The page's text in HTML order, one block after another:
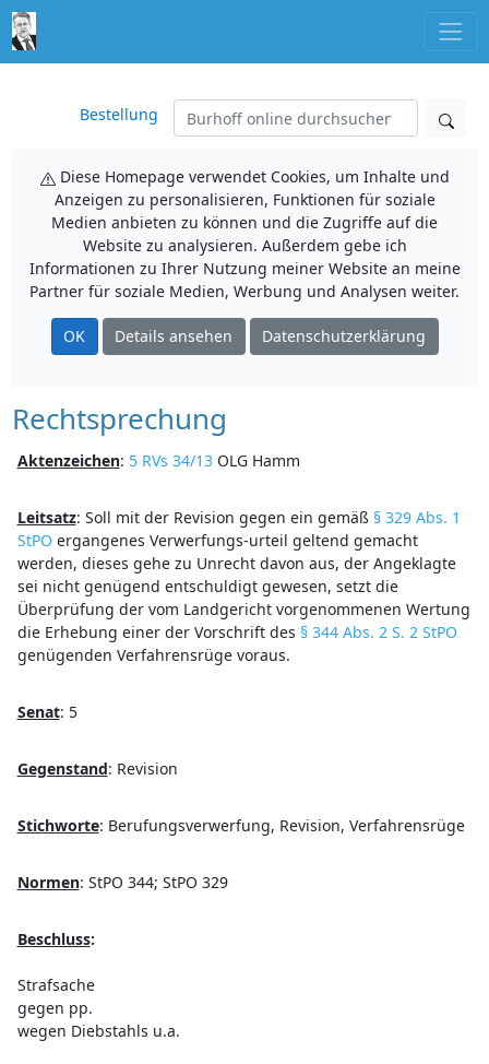
Bestellung
Diese Homepage verwendet Cookies, um Inhalte und
Anzeigen zu personalisieren, Funktionen für soziale
Medien anbieten zu können und die Zugriffe auf die
Website zu analysieren. Außerdem gebe ich
Informationen zu Ihrer Nutzung meiner Website an meine
Partner für soziale Medien, Werbung und Analysen weiter.
OK Details ansehen Datenschutzerklärung
Rechtsprechung
Aktenzeichen: 5 RVs 34/13OLG Hamm
Leitsatz: Soll mit der Revision gegen ein gemäß § 329 Abs. 1
StPO ergangenes Verwerfungs-urteil geltend gemacht
werden, dieses gehe zu Unrecht davon aus, der Angeklagte
sei nicht genügend entschuldigt gewesen, setzt die
Überprüfung der vom Landgericht vorgenommenen Wertung
die Erhebung einer der Vorschrift des § 344 Abs. 2 S. 2 StPO
genügenden Verfahrensrüge voraus.
Senat: 5
Gegenstand: Revision
Stichworte: Berufungsverwerfung, Revision, Verfahrensrüge
Normen: StPO 344; StPO 329
Beschluss:
Strafsache
gegen pp.
wegen Diebstahls u.a.